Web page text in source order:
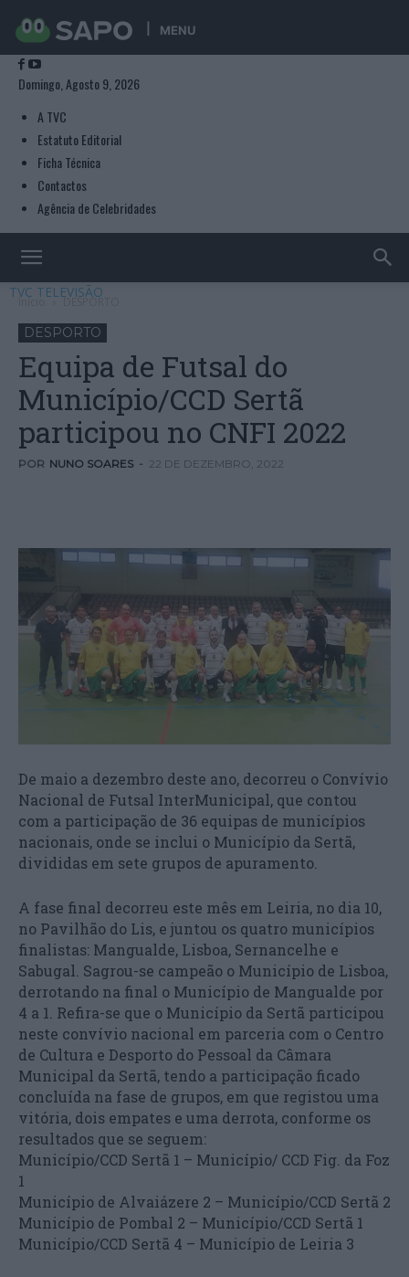
MENU
Domingo, Agosto 9, 2026
A TVC
Estatuto Editorial
Ficha Técnica
Contactos
Agência de Celebridades
TVC TELEVISÃO
Início DESPORTO
DESPORTO
Equipa de Futsal do
Município/CCD Sertã
participou no CNFI 2022
POR NUNO SOARES - 22 DE DEZEMBRO, 2022
De maio a dezembro deste ano, decorreu o Convívio
Nacional de Futsal InterMunicipal, que contou
com a participação de 36 equipas de municípios
nacionais, onde se inclui o Município da Sertã,
divididas em sete grupos de apuramento.
A fase final decorreu este mês em Leiria, no dia 10,
no Pavilhão do Lis, e juntou os quatro municípios
finalistas: Mangualde, Lisboa, Sernancelhe e
Sabugal. Sagrou-se campeão o Município de Lisboa,
derrotando na final o Município de Mangualde por
4 a 1. Refira-se que o Município da Sertã participou
neste convívio nacional em parceria com o Centro
de Cultura e Desporto do Pessoal da Câmara
Municipal da Sertã, tendo a participação ficado
concluída na fase de grupos, em que registou uma
vitória, dois empates e uma derrota, conforme os
resultados que se seguem:
Município/CCD Sertã 1 – Município/ CCD Fig. da Foz
1
Município de Alvaiázere 2 – Município/CCD Sertã 2
Município de Pombal 2 – Município/CCD Sertã 1
Município/CCD Sertã 4 – Município de Leiria 3